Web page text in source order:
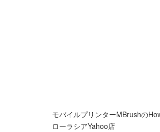
モバイルプリンターMBrushの
ローラシアYahoo店